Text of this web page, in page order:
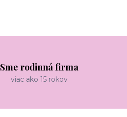
Sme rodinná firma
viac ako 15 rokov